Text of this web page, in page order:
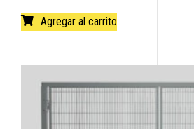
Agregar al carrito